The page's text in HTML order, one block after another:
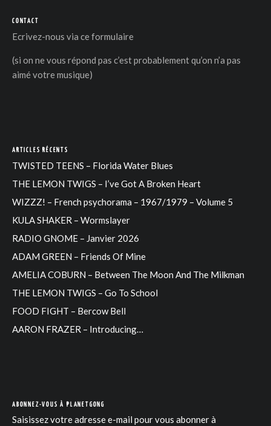
CONTACT
Ecrivez-nous via ce formulaire
(si on ne vous répond pas c’est probablement qu’on n’a pas
aimé votre musique)
ARTICLES RÉCENTS
TWISTED TEENS – Florida Water Blues
THE LEMON TWIGS – I’ve Got A Broken Heart
WIZZZ! – French psychorama – 1967/1979 – Volume 5
KULA SHAKER – Wormslayer
RADIO GNOME – Janvier 2026
ADAM GREEN – Friends Of Mine
AMELIA COBURN – Between The Moon And The Milkman
THE LEMON TWIGS – Go To School
FOOD FIGHT – Bercow Bell
AARON FRAZER – Introducing…
ABONNEZ-VOUS À PLANETGONG
Saisissez votre adresse e-mail pour vous abonner à